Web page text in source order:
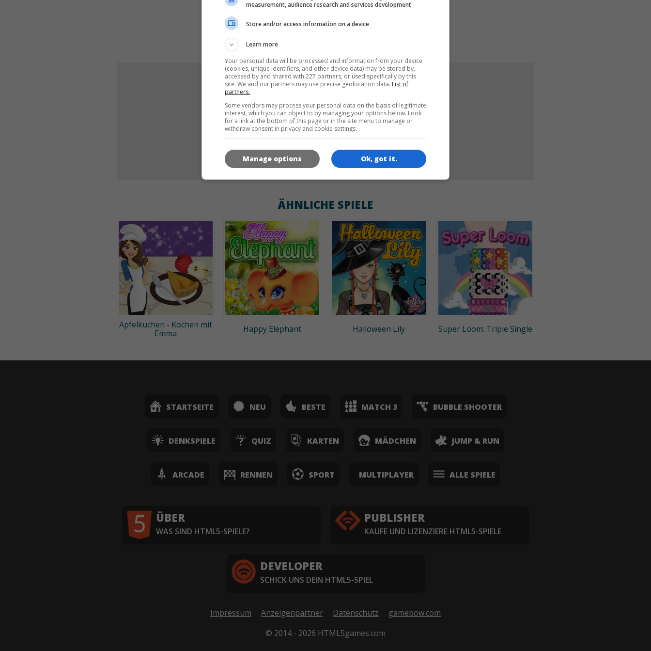
SPIEL-ICONS
180x180 120x120
ÄHNLICHE SPIELE
Apfelkuchen - Kochen mit
Emma
Happy Elephant Halloween Lily Super Loom: Triple Single
STARTSEITE NEU BESTE MATCH 3 BUBBLE SHOOTER
DENKSPIELE QUIZ KARTEN MÄDCHEN JUMP & RUN
ARCADE RENNEN SPORT MULTIPLAYER ALLE SPIELE
ÜBER
WAS SIND HTML5-SPIELE?
PUBLISHER
KAUFE UND LIZENZIERE HTML5-SPIELE
DEVELOPER
SCHICK UNS DEIN HTML5-SPIEL
Impressum Anzeigenpartner Datenschutz
gamebow.com
© 2014 - 2026 HTML5games.com
measurement, audience research and services development
Store and/or access information on a device
Learn more
Your personal data will be processed and information from your device
(cookies, unique identifiers, and other device data) may be stored by,
accessed by and shared with 227 partners, or used specifically by this
site. We and our partners may use precise geolocation data. List of
partners.
Some vendors may process your personal data on the basis of legitimate
interest, which you can object to by managing your options below. Look
for a link at the bottom of this page or in the site menu to manage or
withdraw consent in privacy and cookie settings.
Ok, got it.
Manage options